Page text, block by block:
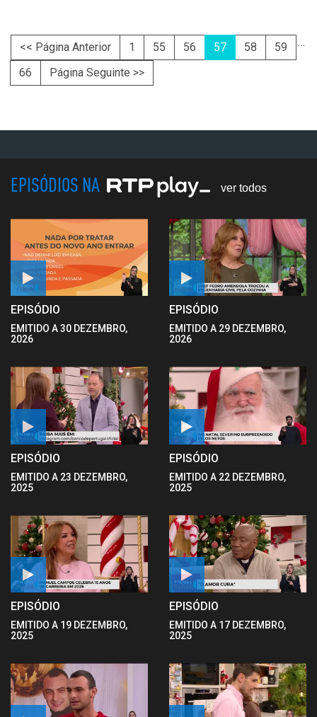
<< Página Anterior 1 …
55 56 57 58
59
66
Página Seguinte >>
EPISÓDIOS NA ver todos
EPISÓDIO
EMITIDO A 30 DEZEMBRO,
2026
EPISÓDIO
EMITIDO A 29 DEZEMBRO,
2026
EPISÓDIO
EMITIDO A 23 DEZEMBRO,
2025
EPISÓDIO
EMITIDO A 22 DEZEMBRO,
2025
EPISÓDIO
EMITIDO A 19 DEZEMBRO,
2025
EPISÓDIO
EMITIDO A 17 DEZEMBRO,
2025